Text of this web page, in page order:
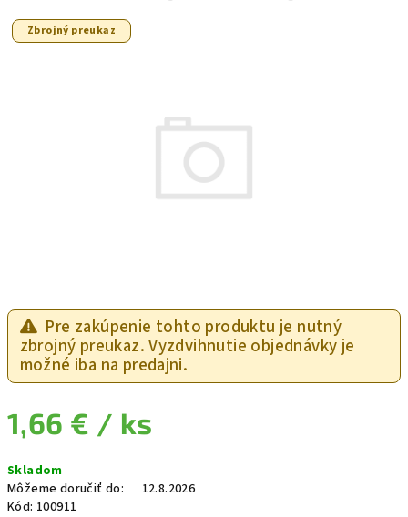
Pre zakúpenie tohto produktu je nutný
zbrojný preukaz. Vyzdvihnutie objednávky je
možné iba na predajni.
1,66 € / ks
Skladom
Môžeme doručiť do:
12.8.2026
Kód: 100911
Zbrojný preukaz